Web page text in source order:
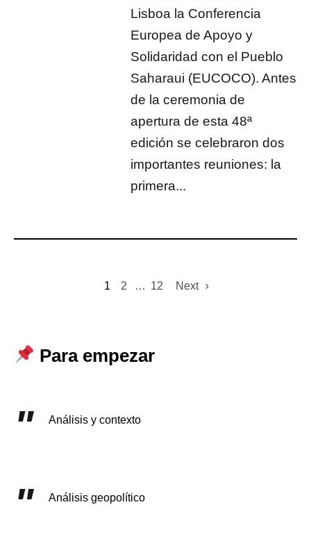
Lisboa la Conferencia
Europea de Apoyo y
Solidaridad con el Pueblo
Saharaui (EUCOCO). Antes
de la ceremonia de
apertura de esta 48ª
edición se celebraron dos
importantes reuniones: la
primera...
1 2 … 12 Next
Para empezar
Análisis y contexto
Análisis geopolítico